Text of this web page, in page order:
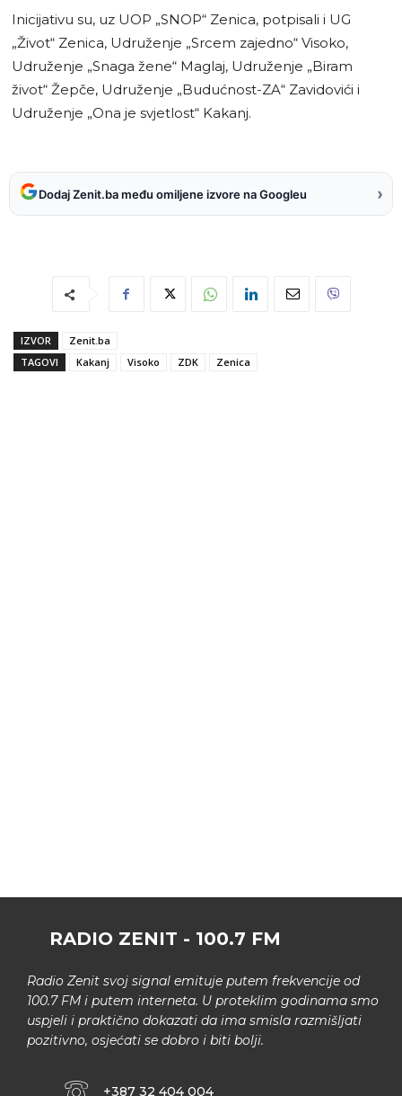
Inicijativu su, uz UOP „SNOP“ Zenica, potpisali i UG
„Život“ Zenica, Udruženje „Srcem zajedno“ Visoko,
Udruženje „Snaga žene“ Maglaj, Udruženje „Biram
život“ Žepče, Udruženje „Budućnost-ZA“ Zavidovići i
Udruženje „Ona je svjetlost“ Kakanj.
Dodaj Zenit.ba među omiljene izvore na Googleu ›
IZVOR
Zenit.ba
TAGOVI
Kakanj Visoko ZDK Zenica
RADIO ZENIT - 100.7 FM
Radio Zenit svoj signal emituje putem frekvencije od
100.7 FM i putem interneta. U proteklim godinama smo
uspjeli i praktično dokazati da ima smisla razmišljati
pozitivno, osjećati se dobro i biti bolji.
+387 32 404 004